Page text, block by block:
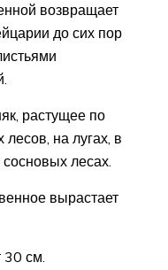
возвращает
до сих пор
растущее по
на лугах, в
лесах.
вырастает
30 см.